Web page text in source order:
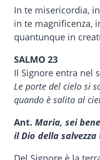
In te misericordia,
in te magnificenza,
quantunque in
SALMO 23
Il Signore entra nel
Le porte del cielo si
quando è salito al
Ant. Maria, sei
il Dio della